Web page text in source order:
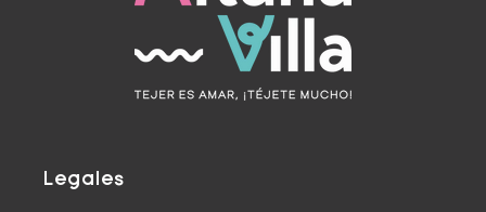
Legales